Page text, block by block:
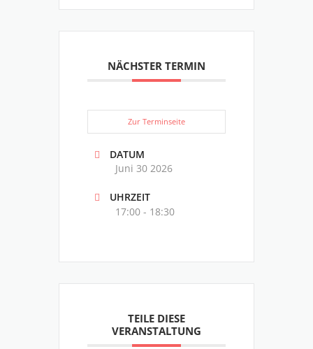
NÄCHSTER TERMIN
Zur Terminseite
DATUM
Juni 30 2026
UHRZEIT
17:00 - 18:30
TEILE DIESE
VERANSTALTUNG